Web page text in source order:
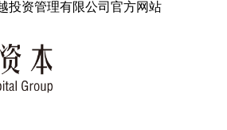
投资管理有限公司官方网站